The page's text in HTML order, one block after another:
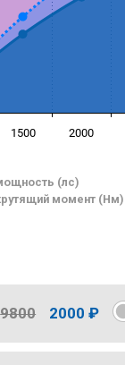
(лс)
момент (Нм)
1500 2000
9800 2000 ₽